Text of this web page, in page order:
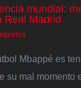
mundial:
Real Madrid
Mbappé es
su mal momento